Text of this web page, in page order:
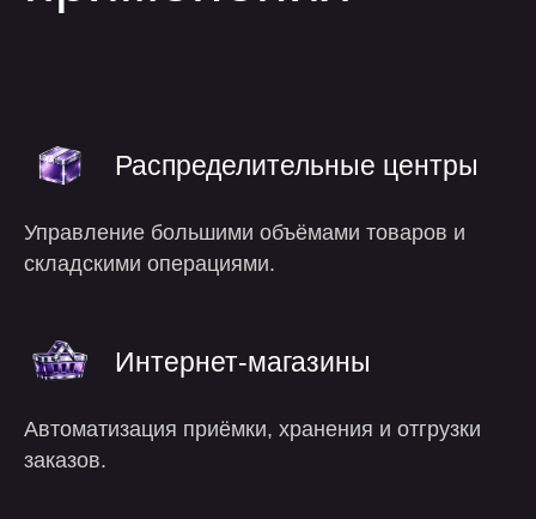
Распределительные центры
Управление большими объёмами товаров и
складскими операциями.
Интернет-магазины
Автоматизация приёмки, хранения и отгрузки
заказов.